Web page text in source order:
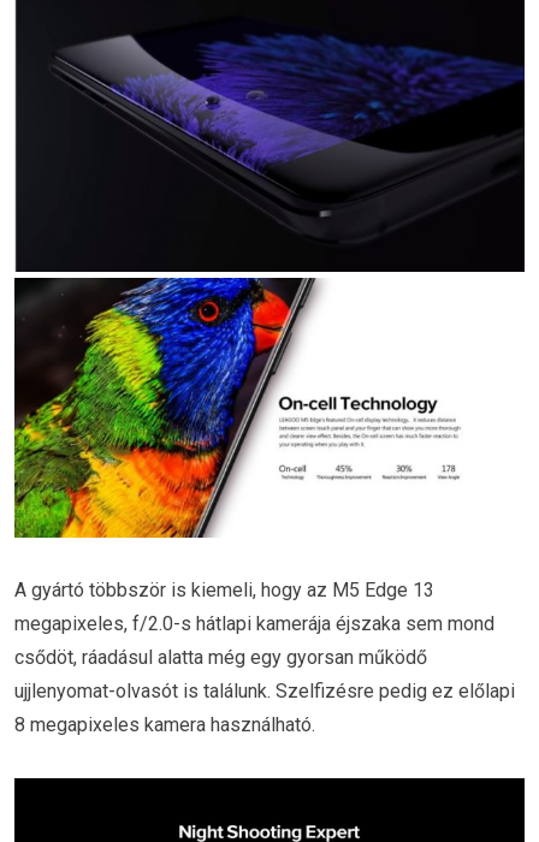
A gyártó többször is kiemeli, hogy az M5 Edge 13
megapixeles, f/2.0-s hátlapi kamerája éjszaka sem mond
csődöt, ráadásul alatta még egy gyorsan működő
ujjlenyomat-olvasót is találunk. Szelfizésre pedig ez előlapi
8 megapixeles kamera használható.